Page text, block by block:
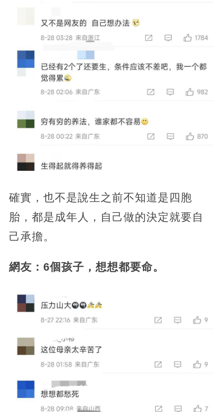
確實，也不是說生之前不知道是四胞
胎，都是成年人，自己做的決定就要自
己承擔。
網友：6個孩子，想想都要命。